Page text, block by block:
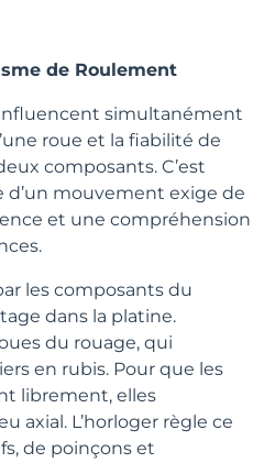
de Roulement
simultanément
roue et la fiabilité de
composants. C’est
d’un mouvement exige de
et une compréhension
les composants du
dans la platine.
du rouage, qui
en rubis. Pour que les
librement, elles
axial. L’horloger règle ce
de poinçons et